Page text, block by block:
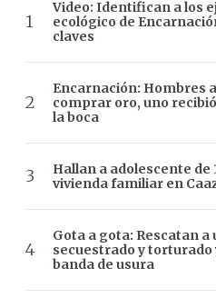
Video: Identifican a los
ecológico de
claves
Encarnación: Hombres
comprar oro, uno
la boca
Hallan a adolescente
vivienda familiar en
Gota a gota: Rescatan a
secuestrado y
banda de usura